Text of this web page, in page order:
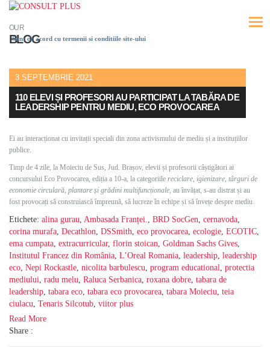
OUR
BLOG
3 SEPTEMBRIE 2021
110 ELEVI ȘI PROFESORI AU PARTICIPAT LA TABĂRA DE
LEADERSHIP PENTRU MEDIU, ECO PROVOCAREA
Ei au interacționat cu invitații speciali din zona activismului de mediu și a instituțiilor
publice.
Timp de 4 zile, la Moieciu de Sus, Jud. Brașov, elevii și profesorii câștigători ai
concursului Eco Provocarea, ediția a 10-a, la categoriile reciclare, igienizare, târguri de
economie circulară, plantare și grădini multifuncționale, au învățat, s-au distrat și au
fost provocați să construiască împreună, să lucreze în echipe și să învețe despre mediu.
Etichete: alina gurau, Ambasada Franței., BRD SocGen, cernavoda,
corina murafa, Decathlon, DSSmith, eco provocarea, ecologie, ECOTIC,
ema cumpata, extracurricular, florin stoican, Goldman Sachs Gives,
Institutul Francez din România, L’Oreal Romania, leadership, leadership
eco, Nepi Rockastle, nicolita barbulescu, program educational, protectia
mediului, radu melu, Raluca Serbanica, roxana dobre, tabara de
leadership, tabara eco, tabara eco provocarea, tabara Moieciu, teia
ciulacu, Tenaris Silcotub, viitor plus
Read More
Share :
Sunt de acord cu termenii si conditiile site-ului